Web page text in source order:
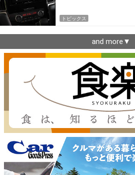
トピックス
and more▼